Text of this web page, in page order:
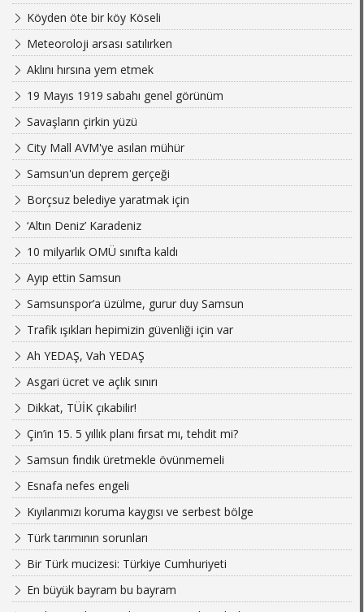
Köyden öte bir köy Köseli
Meteoroloji arsası satılırken
Aklını hırsına yem etmek
19 Mayıs 1919 sabahı genel görünüm
Savaşların çirkin yüzü
City Mall AVM'ye asılan mühür
Samsun'un deprem gerçeği
Borçsuz belediye yaratmak için
‘Altın Deniz’ Karadeniz
10 milyarlık OMÜ sınıfta kaldı
Ayıp ettin Samsun
Samsunspor’a üzülme, gurur duy Samsun
Trafik ışıkları hepimizin güvenliği için var
Ah YEDAŞ, Vah YEDAŞ
Asgari ücret ve açlık sınırı
Dikkat, TÜİK çıkabilir!
Çin’in 15. 5 yıllık planı fırsat mı, tehdit mi?
Samsun fındık üretmekle övünmemeli
Esnafa nefes engeli
Kıyılarımızı koruma kaygısı ve serbest bölge
Türk tarımının sorunları
Bir Türk mucizesi: Türkiye Cumhuriyeti
En büyük bayram bu bayram